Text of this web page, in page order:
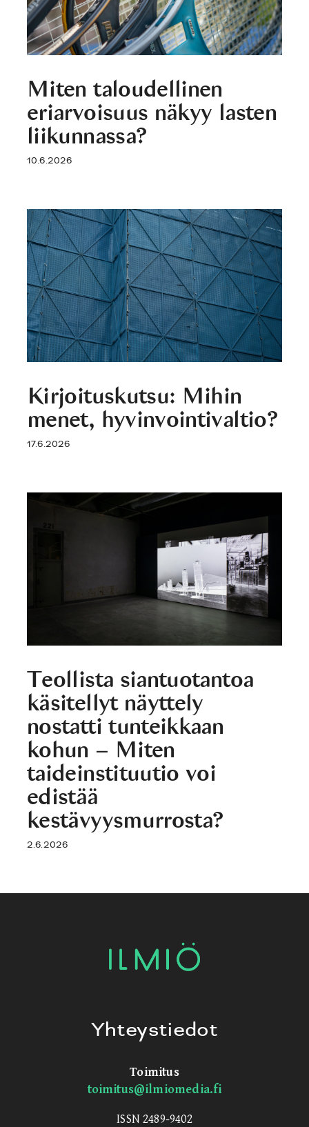
Miten taloudellinen
eriarvoisuus näkyy lasten
liikunnassa?
10.6.2026
Kirjoituskutsu: Mihin
menet, hyvinvointivaltio?
17.6.2026
Teollista siantuotantoa
käsitellyt näyttely
nostatti tunteikkaan
kohun – Miten
taideinstituutio voi
edistää
kestävyysmurrosta?
2.6.2026
Yhteystiedot
Toimitus
toimitus@ilmiomedia.fi
ISSN 2489-9402